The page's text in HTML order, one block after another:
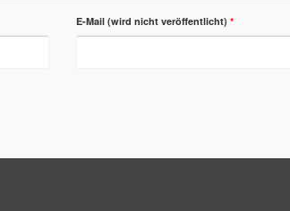
E-Mail (wird nicht veröffentlicht)*